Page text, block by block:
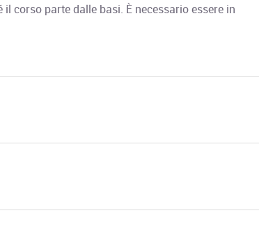
corso parte dalle basi. È necessario essere in